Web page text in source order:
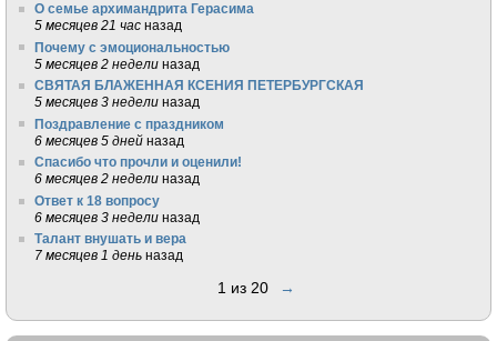
О семье архимандрита Герасима
5 месяцев 21 час назад
Почему с эмоциональностью
5 месяцев 2 недели назад
СВЯТАЯ БЛАЖЕННАЯ КСЕНИЯ ПЕТЕРБУРГСКАЯ
5 месяцев 3 недели назад
Поздравление с праздником
6 месяцев 5 дней назад
Спасибо что прочли и оценили!
6 месяцев 2 недели назад
Ответ к 18 вопросу
6 месяцев 3 недели назад
Талант внушать и вера
7 месяцев 1 день назад
1 из 20 →